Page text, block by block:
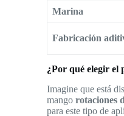
Marina
Fabricación
¿Por qué elegir el
Imagine que está
mangorotaciones
para este tipo de